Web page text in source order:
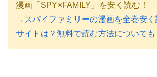
漫画「SPY×FAMILY」を安く読む！
→ スパイファミリーの漫画を全巻安
サイトは？無料で読む方法についても